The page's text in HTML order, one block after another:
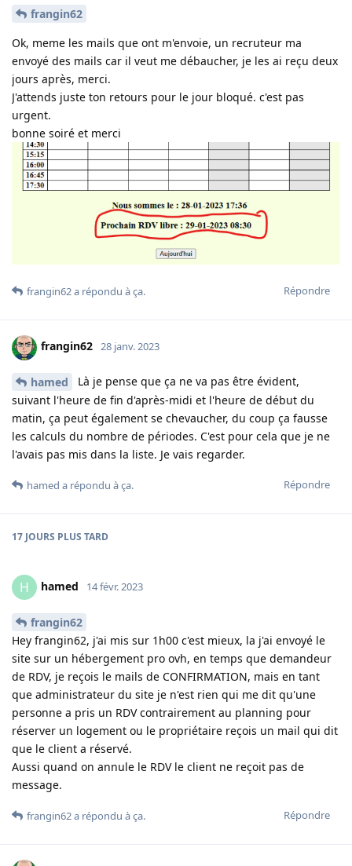
frangin62
Ok, meme les mails que ont m'envoie, un recruteur ma
envoyé des mails car il veut me débaucher, je les ai reçu deux
jours après, merci.
J'attends juste ton retours pour le jour bloqué. c'est pas
urgent.
bonne soiré et merci
Répondre
frangin62a répondu à ça.
frangin62 28 janv. 2023
hamed
Là je pense que ça ne va pas être évident,
suivant l'heure de fin d'après-midi et l'heure de début du
matin, ça peut également se chevaucher, du coup ça fausse
les calculs du nombre de périodes. C'est pour cela que je ne
l'avais pas mis dans la liste. Je vais regarder.
Répondre
hamed a répondu à ça.
17 JOURS PLUS TARD
H hamed 14 févr. 2023
frangin62
Hey frangin62, j'ai mis sur 1h00 c'est mieux, la j'ai envoyé le
site sur un hébergement pro ovh, en temps que demandeur
de RDV, je reçois le mails de CONFIRMATION, mais en tant
que administrateur du site je n'est rien qui me dit qu'une
personne a pris un RDV contrairement au planning pour
réserver un logement ou le propriétaire reçois un mail qui dit
que le client a réservé.
Aussi quand on annule le RDV le client ne reçoit pas de
message.
Répondre
frangin62a répondu à ça.